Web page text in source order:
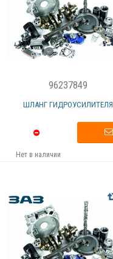
96237849
ШЛАНГ ГИДРОУСИЛИТЕЛЯ
Нет в наличии